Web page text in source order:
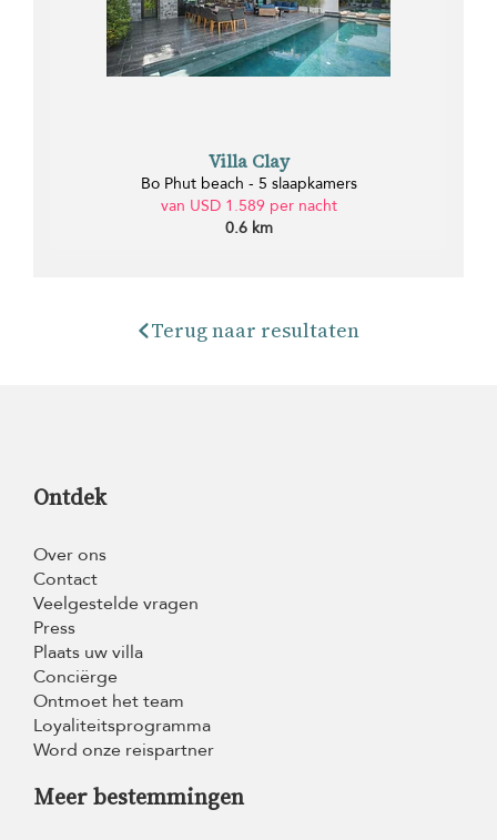
Villa Clay
Bo Phut beach - 5 slaapkamers
van USD 1.589 per nacht
0.6 km
Terug naar resultaten
Ontdek
Over ons
Contact
Veelgestelde vragen
Press
Plaats uw villa
Conciërge
Ontmoet het team
Loyaliteitsprogramma
Word onze reispartner
Meer bestemmingen